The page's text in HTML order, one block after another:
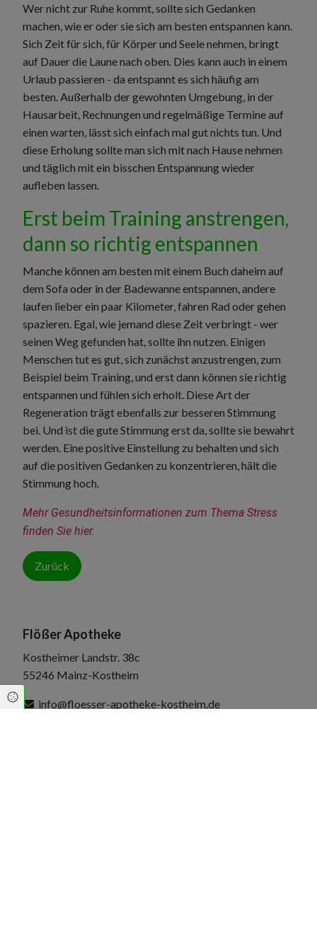
Zurück
Wer nicht zur Ruhe kommt, sollte sich Gedanken
machen, wie er oder sie sich am besten entspannen kann.
Sich Zeit für sich, für Körper und Seele nehmen, bringt
auf Dauer die Laune nach oben. Dies kann auch in einem
Urlaub passieren - da entspannt es sich häufig am
besten. Außerhalb der gewohnten Umgebung, in der
Hausarbeit, Rechnungen und regelmäßige Termine auf
einen warten, lässt sich einfach mal gut nichts tun. Und
diese Erholung sollte man sich mit nach Hause nehmen
und täglich mit ein bisschen Entspannung wieder
aufleben lassen.
Erst beim Training anstrengen,
dann so richtig entspannen
Manche können am besten mit einem Buch daheim auf
dem Sofa oder in der Badewanne entspannen, andere
laufen lieber ein paar Kilometer, fahren Rad oder gehen
spazieren. Egal, wie jemand diese Zeit verbringt - wer
seinen Weg gefunden hat, sollte ihn nutzen. Einigen
Menschen tut es gut, sich zunächst anzustrengen, zum
Beispiel beim Training, und erst dann können sie richtig
entspannen und fühlen sich erholt. Diese Art der
Regeneration trägt ebenfalls zur besseren Stimmung
bei. Und ist die gute Stimmung erst da, sollte sie bewahrt
werden. Eine positive Einstellung zu behalten und sich
auf die positiven Gedanken zu konzentrieren, hält die
Stimmung hoch.
Mehr Gesundheitsinformationen zum Thema Stress
finden Sie hier.
Flößer Apotheke
Kostheimer Landstr. 38c
55246 Mainz-Kostheim
info@floesser-apotheke-kostheim.de